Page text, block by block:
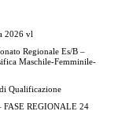
2026 vl
Regionale Es/B –
Maschile-Femminile-
Qualificazione
FASE REGIONALE 24